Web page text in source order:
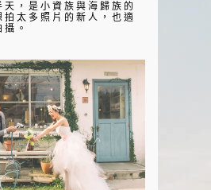
天，是小資族與海歸族的
拍太多照片的新人，也適
。